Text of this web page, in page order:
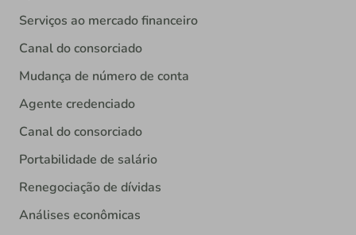
Serviços ao mercado financeiro
Canal do consorciado
Mudança de número de conta
Agente credenciado
Canal do consorciado
Portabilidade de salário
Renegociação de dívidas
Análises econômicas